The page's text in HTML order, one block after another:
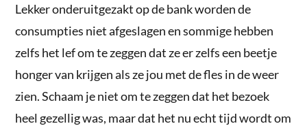
Lekker onderuitgezakt op de bank worden de
consumpties niet afgeslagen en sommige hebben
zelfs het lef om te zeggen dat ze er zelfs een beetje
honger van krijgen als ze jou met de fles in de weer
zien. Schaam je niet om te zeggen dat het bezoek
heel gezellig was, maar dat het nu echt tijd wordt om